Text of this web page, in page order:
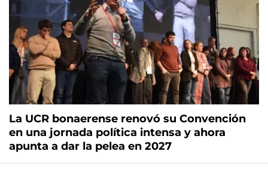
La UCR bonaerense renovó su Convención
en una jornada política intensa y ahora
apunta a dar la pelea en 2027